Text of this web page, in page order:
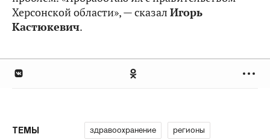
Херсонской области», — сказал Игорь
Кастюкевич.
ТЕМЫ здравоохранение регионы